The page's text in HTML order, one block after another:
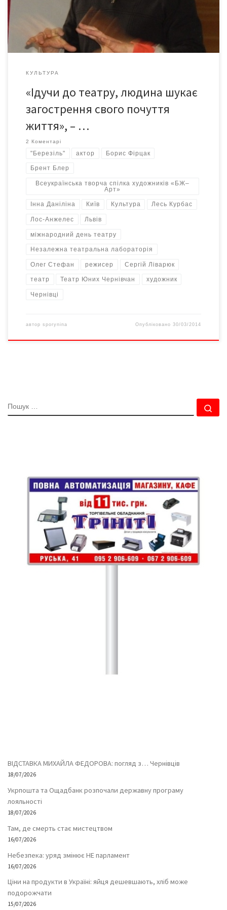
Фірцаком. Дякуємо Театру за переконливість, за міф,
реальність, творення образу, енергетику, актуальність,
неповторність, свободу інтерпретацій. Браво! Бажаємо всім,
хто працює у Театрі, успіхів, руху, змін, розвитку, миру…
КУЛЬТУРА
«Ідучи до театру, людина шукає
загострення свого почуття
життя», – …
2 Коментарі
"Березіль" актор Борис Фірцак
Брент Блер
Всеукраїнська творча спілка художників «БЖ–
Арт»
Інна Даніліна Київ Культура Лесь Курбас
Лос-Анжелес Львів
міжнародний день театру
Незалежна театральна лабораторія
Олег Стефан режисер Сергій Ліварюк
театр Театр Юних Чернівчан художник
Чернівці
автор sporynina Опубліковано30/03/2014
ПОШУК
ВІДСТАВКА МИХАЙЛА ФЕДОРОВА: погляд з… Чернівців
18/07/2026
Укрпошта та Ощадбанк розпочали державну програму
лояльності
18/07/2026
Там, де смерть стає мистецтвом
16/07/2026
Небезпека: уряд змінює НЕ парламент
16/07/2026
Ціни на продукти в Україні: яйця дешевшають, хліб може
подорожчати
15/07/2026